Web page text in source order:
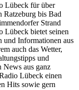
Lübeck für über
Ratzeburg bis Bad
Strand
Lübeck bietet seinen
und Informationen aus
auch das Wetter,
und
News aus ganz
Lübeck einen
Hits sowie gern